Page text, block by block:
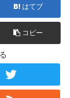
はてブ
コピー